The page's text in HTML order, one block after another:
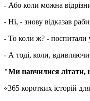
- Або коли можна
- Ні, - знову відказав
- То коли ж? - поспитали
- А тоді, коли,
"Ми навчилися літати,
«365 коротких історій